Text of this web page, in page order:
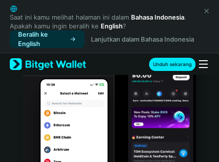
English
日本語
Tiếng Việt
Русский
Español (Latinoamérica)
Türkçe
Italiano
Português (Portugal)
Bahasa Indonesia
Saat ini kamu melihat halaman ini dalam Bahasa Indonesia.
Apakah kamu ingin beralih ke English?
Beralih ke
English
Lanjutkan dalam Bahasa Indonesia
Unduh sekarang